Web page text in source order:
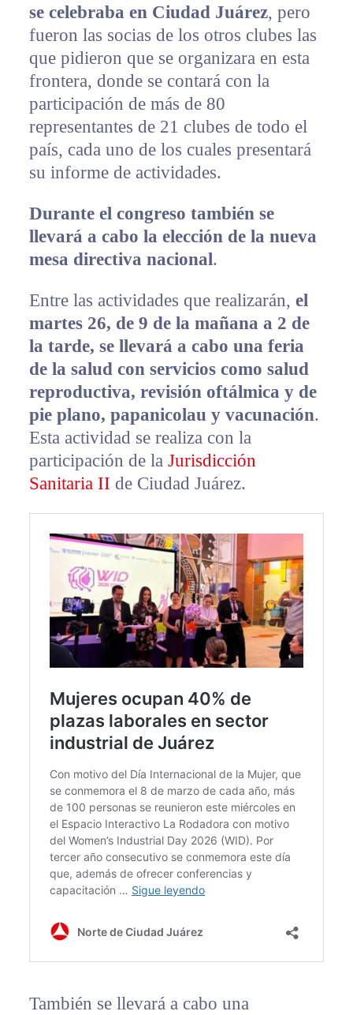
se celebraba en Ciudad Juárez, pero
fueron las socias de los otros clubes las
que pidieron que se organizara en esta
frontera, donde se contará con la
participación de más de 80
representantes de 21 clubes de todo el
país, cada uno de los cuales presentará
su informe de actividades.
Durante el congreso también se
llevará a cabo la elección de la nueva
mesa directiva nacional.
Entre las actividades que realizarán, el
martes 26, de 9 de la mañana a 2 de
la tarde, se llevará a cabo una feria
de la salud con servicios como salud
reproductiva, revisión oftálmica y de
pie plano, papanicolau y vacunación.
Esta actividad se realiza con la
participación de la Jurisdicción
Sanitaria II de Ciudad Juárez.
También se llevará a cabo una